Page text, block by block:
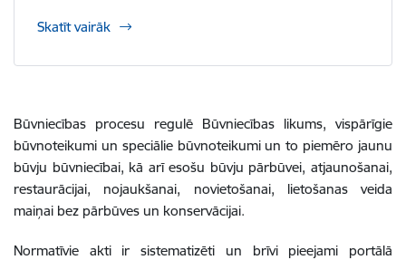
Skatīt vairāk
Būvniecības procesu regulē Būvniecības likums, vispārīgie
būvnoteikumi un speciālie būvnoteikumi un to piemēro jaunu
būvju būvniecībai, kā arī esošu būvju pārbūvei, atjaunošanai,
restaurācijai, nojaukšanai, novietošanai, lietošanas veida
maiņai bez pārbūves un konservācijai.
Normatīvie akti ir sistematizēti un brīvi pieejami portālā